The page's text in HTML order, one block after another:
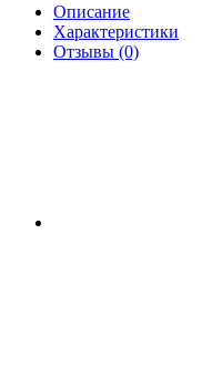
Описание
Характеристики
Отзывы (0)